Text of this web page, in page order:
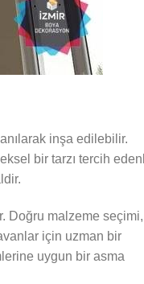
inşa edilebilir.
bir tarzı tercih
Doğru malzeme seçimi,
için uzman bir
uygun bir asma